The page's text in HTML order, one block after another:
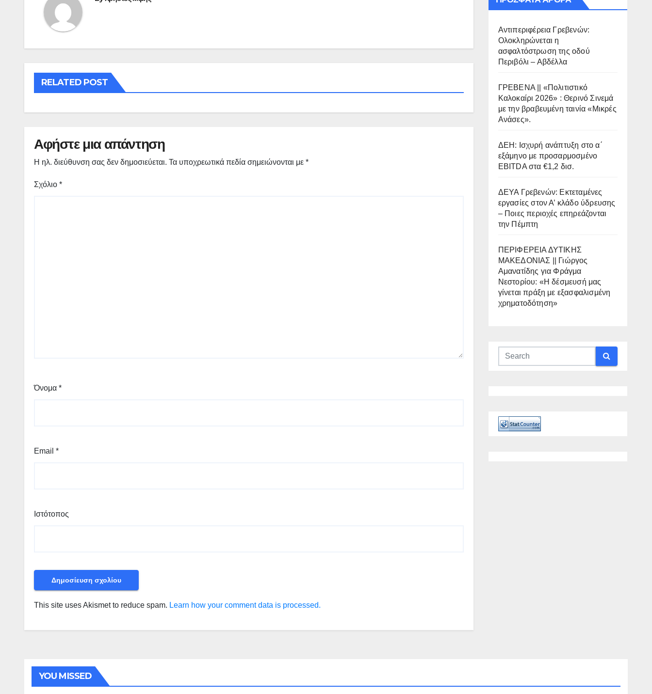
RELATED POST
Αφήστε μια απάντηση
Η ηλ. διεύθυνση σας δεν δημοσιεύεται. Τα υποχρεωτικά πεδία σημειώνονται με *
Σχόλιο *
Όνομα *
Email *
Ιστότοπος
This site uses Akismet to reduce spam. Learn how your comment data is processed.
Αντιπεριφέρεια Γρεβενών:
Ολοκληρώνεται η
ασφαλτόστρωση της οδού
Περιβόλι – Αβδέλλα
ΓΡΕΒΕΝΑ || «Πολιτιστικό
Καλοκαίρι 2026» : Θερινό Σινεμά
με την βραβευμένη ταινία «Μικρές
Ανάσες».
ΔΕΗ: Ισχυρή ανάπτυξη στο α΄
εξάμηνο με προσαρμοσμένο
EBITDA στα €1,2 δισ.
ΔΕΥΑ Γρεβενών: Εκτεταμένες
εργασίες στον Α’ κλάδο ύδρευσης
– Ποιες περιοχές επηρεάζονται
την Πέμπτη
ΠΕΡΙΦΕΡΕΙΑ ΔΥΤΙΚΗΣ
ΜΑΚΕΔΟΝΙΑΣ || Γιώργος
Αμανατίδης για Φράγμα
Νεστορίου: «Η δέσμευσή μας
γίνεται πράξη με εξασφαλισμένη
χρηματοδότηση»
YOU MISSED